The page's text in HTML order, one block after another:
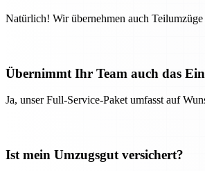
Natürlich! Wir übernehmen auch
Übernimmt Ihr Team auch das
Ja, unser Full-Service-Paket umfasst auf
Ist mein Umzugsgut versichert?